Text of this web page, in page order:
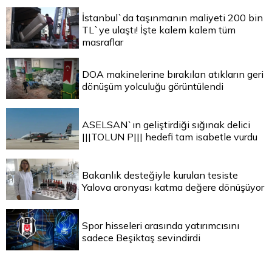
İstanbul`da taşınmanın maliyeti 200 bin
TL`ye ulaştı! İşte kalem kalem tüm
masraflar
DOA makinelerine bırakılan atıkların geri
dönüşüm yolculuğu görüntülendi
ASELSAN`ın geliştirdiği sığınak delici
|||TOLUN P||| hedefi tam isabetle vurdu
Bakanlık desteğiyle kurulan tesiste
Yalova aronyası katma değere dönüşüyor
Spor hisseleri arasında yatırımcısını
sadece Beşiktaş sevindirdi